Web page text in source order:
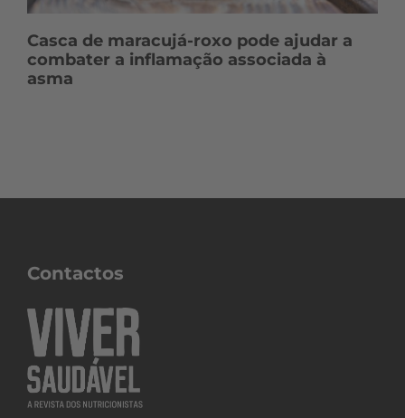
Casca de maracujá-roxo pode ajudar a
combater a inflamação associada à
asma
Contactos